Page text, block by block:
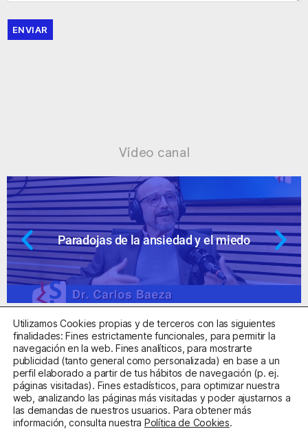
ENVIAR
Vídeo canal
Paradojas de la ansiedad y el miedo
Centro Sanitario Autorizado con el código E08737002
Aviso LegalPolítica de PrivacidadPolítica de Cookies
Utilizamos Cookies propias y de terceros con las siguientes
finalidades: Fines estrictamente funcionales, para permitir la
navegación en la web. Fines analíticos, para mostrarte
publicidad (tanto general como personalizada) en base a un
perfil elaborado a partir de tus hábitos de navegación (p. ej.
páginas visitadas). Fines estadísticos, para optimizar nuestra
web, analizando las páginas más visitadas y poder ajustarnos a
las demandas de nuestros usuarios. Para obtener más
información, consulta nuestra Política de Cookies.